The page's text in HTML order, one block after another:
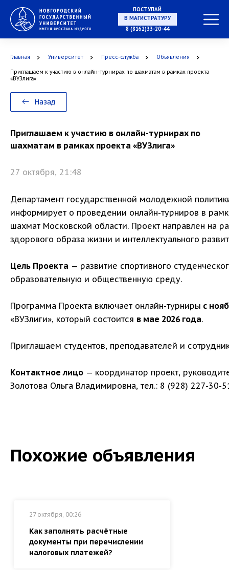
ПОСТУПАЙ
В МАГИСТРАТУРУ
8 (8162)33-20-44
Главная Университет Пресс-служба Объявления
Приглашаем к участию в онлайн-турнирах по шахматам в рамках проекта
«ВУЗлига»
Назад
Приглашаем к участию в онлайн-турнирах по
шахматам в рамках проекта «ВУЗлига»
27 октября, 21:48
Департамент государственной молодежной
информирует о проведении онлайн-турниров в
шахмат Московской области. Проект направлен на
здорового образа жизни и интеллектуального
Цель Проекта — развитие спортивного
образовательную и общественную среду.
Программа Проекта включает онлайн-турниры с
«ВУЗлиги», который состоится в мае 2026 года.
Приглашаем студентов, преподавателей и
Контактное лицо — координатор проект,
Золотова Ольга Владимировна, тел.: 8 (928) 227-30-
Похожие объявления
27 октября, 00:26
Как заполнять расчётные
документы при перечислении
налоговых платежей?